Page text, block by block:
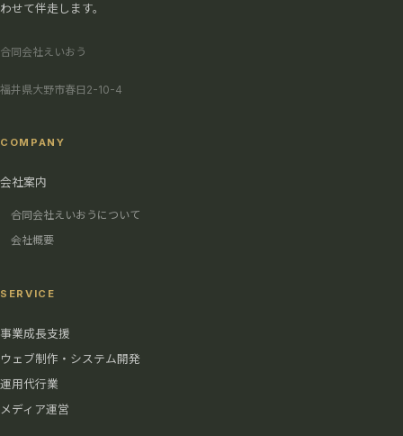
わせて伴走します。
合同会社えいおう
福井県大野市春日2-10-4
COMPANY
会社案内
合同会社えいおうについて
会社概要
SERVICE
事業成長支援
ウェブ制作・システム開発
運用代行業
メディア運営